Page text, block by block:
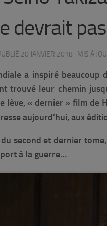
devrait
20 JANVIER 2018 · MIS À
a inspiré
trouvé leur chemin
lève, « dernier » film de
aujourd’hui, aux
du second et dernier
à la guerre…